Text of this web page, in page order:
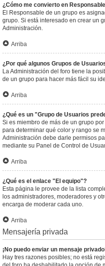
¿Cómo me convierto en
El Responsable de un grupo es
grupo. Si está interesado en crear un
Administración.
Arriba
¿Por qué algunos Grupos de
La Administración del foro tiene la
de un grupo para hacer más fácil su
Arriba
¿Qué es un "Grupo de Usuarios
Si es miembro de más de un grupo
para determinar qué color y rango se
Administración debe darle permisos
mediante su Panel de Control de
Arriba
¿Qué es el enlace "El equipo"?
Esta página le provee de la lista
los administradores, moderadores y
encarga de moderar cada uno.
Arriba
Mensajería privada
¡No puedo enviar un mensaje
Hay tres razones posibles; no está